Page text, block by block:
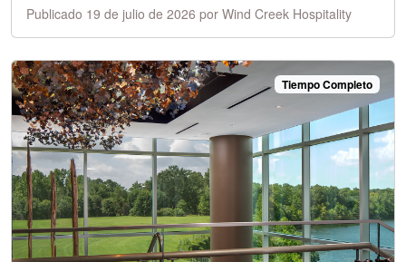
Publicado 19 de julio de 2026 por Wind Creek Hospitality
Tiempo Completo